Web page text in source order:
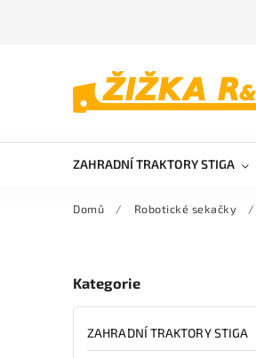
ZAHRADNÍ TRAKTORY STIGA
Domů / Robotické sekačky /
Kategorie
ZAHRADNÍ TRAKTORY STIGA